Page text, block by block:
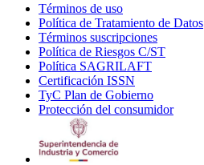
Términos de uso
in
new
window
Política de Tratamiento de Datos
Términos suscripciones
in
Política de Riesgos C/ST
Política SAGRILAFT
new
window
Certificación ISSN
in
new
TyC Plan de Gobierno
in
Protección del consumidorOpens